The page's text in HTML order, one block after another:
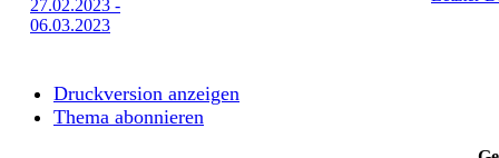
27.02.2023 -
06.03.2023
Druckversion anzeigen
Thema abonnieren